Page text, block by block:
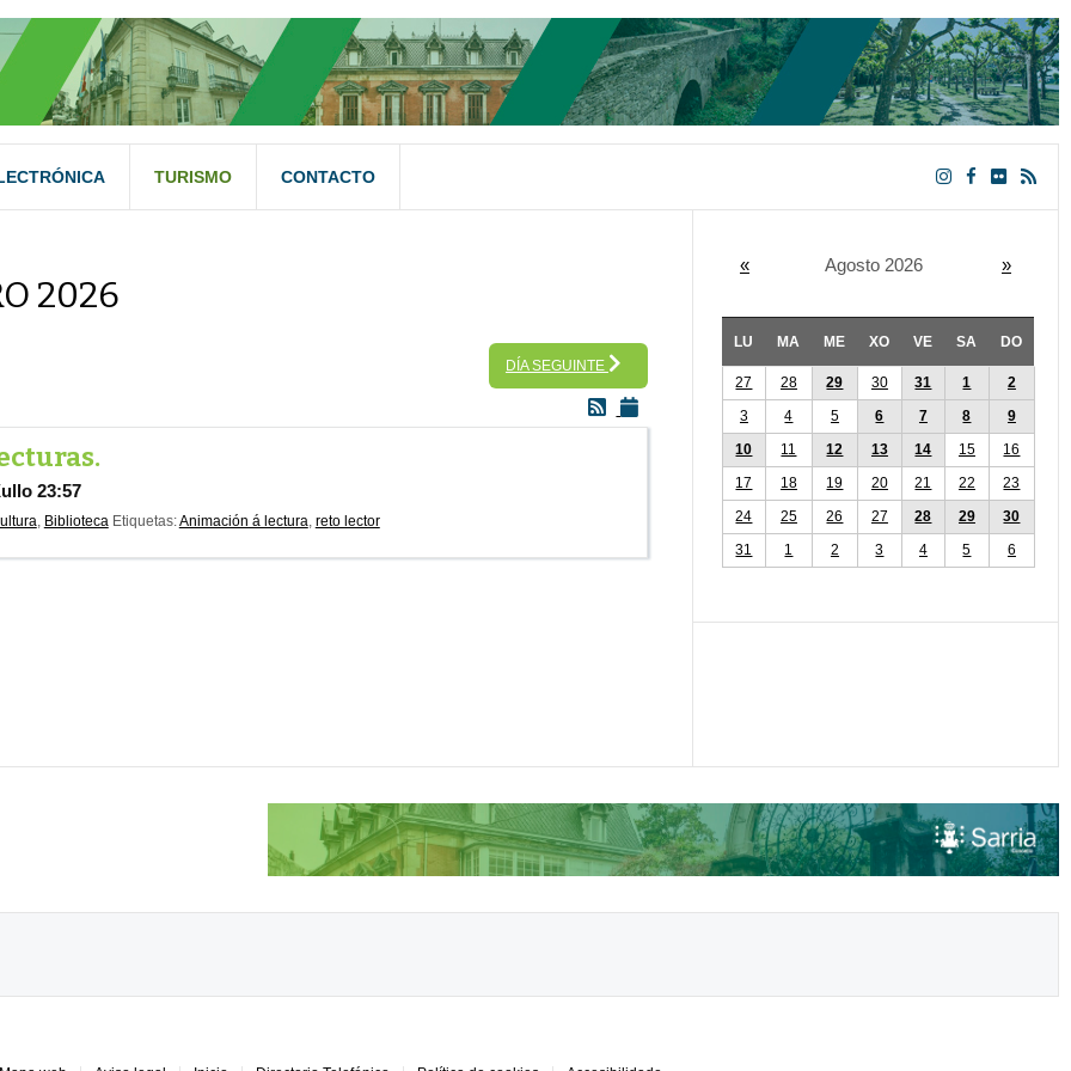
TURISMO CONTACTO
2026
DÍA SEGUINTE
23:57
, Biblioteca Etiquetas:Animación á lectura, reto lector
« Agosto 2026 »
LU MA ME XO VE SA DO
27 28 29 30 31 1
2
3
4 5 6 7 8
9
10
11 12 13 14 15
16
17
18 19 20 21 22
23
24
25 26 27 28 29
30
31
1 2 3 4 5 6